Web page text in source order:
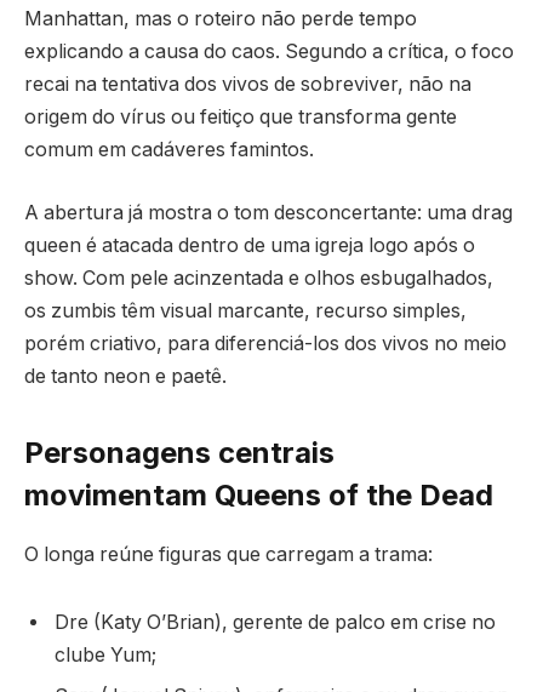
Manhattan, mas o roteiro não perde tempo
explicando a causa do caos. Segundo a crítica, o foco
recai na tentativa dos vivos de sobreviver, não na
origem do vírus ou feitiço que transforma gente
comum em cadáveres famintos.
A abertura já mostra o tom desconcertante: uma drag
queen é atacada dentro de uma igreja logo após o
show. Com pele acinzentada e olhos esbugalhados,
os zumbis têm visual marcante, recurso simples,
porém criativo, para diferenciá-los dos vivos no meio
de tanto neon e paetê.
Personagens centrais
movimentam Queens of the Dead
O longa reúne figuras que carregam a trama:
Dre (Katy O’Brian), gerente de palco em crise no
clube Yum;